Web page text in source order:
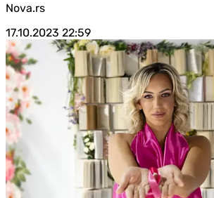
Nova.rs
17.10.2023 22:59